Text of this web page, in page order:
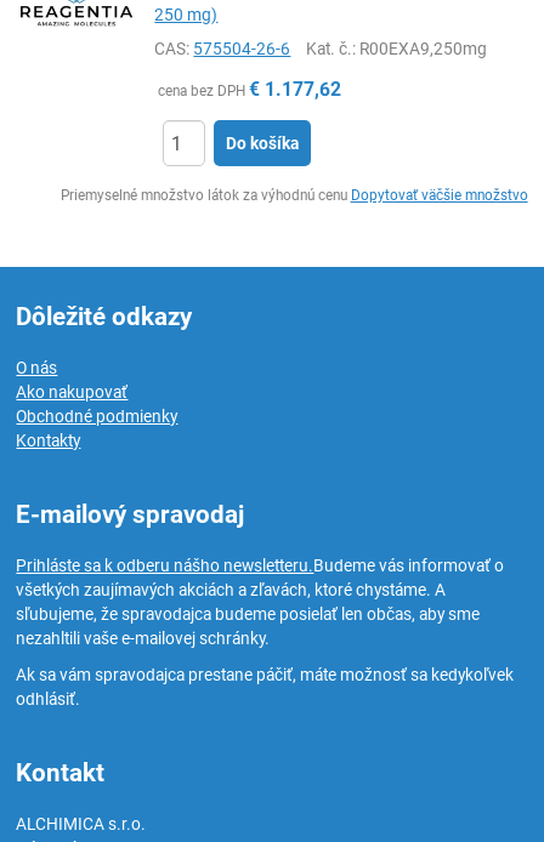
250 mg)
CAS: 575504-26-6 Kat. č.: R00EXA9,250mg
cena bez DPH € 1.177,62
Do košíka
Priemyselné množstvo látok za výhodnú cenu Dopytovať väčšie množstvo
Dôležité odkazy
O nás
Ako nakupovať
Obchodné podmienky
Kontakty
E-mailový spravodaj
Prihláste sa k odberu nášho newsletteru.Budeme vás informovať o
všetkých zaujímavých akciách a zľavách, ktoré chystáme. A
sľubujeme, že spravodajca budeme posielať len občas, aby sme
nezahltili vaše e-mailovej schránky.
Ak sa vám spravodajca prestane páčiť, máte možnosť sa kedykoľvek
odhlásiť.
Kontakt
ALCHIMICA s.r.o.